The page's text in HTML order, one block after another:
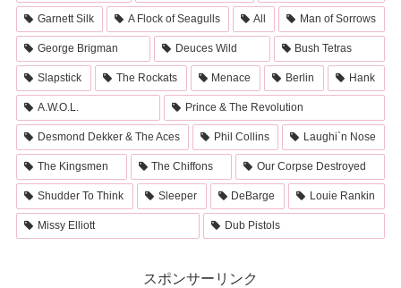
Garnett Silk A Flock of Seagulls All Man of Sorrows
George Brigman Deuces Wild Bush Tetras
Slapstick The Rockats Menace Berlin Hank
A.W.O.L. Prince & The Revolution
Desmond Dekker & The Aces Phil Collins Laughi`n Nose
The Kingsmen The Chiffons Our Corpse Destroyed
Shudder To Think Sleeper DeBarge Louie Rankin
Missy Elliott Dub Pistols
スポンサーリンク